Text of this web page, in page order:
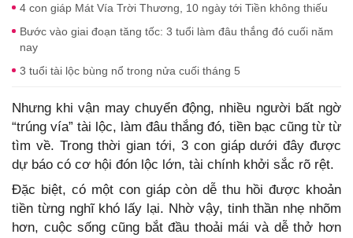
4 con giáp Mát Vía Trời Thương, 10 ngày tới Tiền không thiếu
Bước vào giai đoạn tăng tốc: 3 tuổi làm đâu thắng đó cuối năm
nay
3 tuổi tài lộc bùng nổ trong nửa cuối tháng 5
Nhưng khi vận may chuyển động, nhiều người bất ngờ
“trúng vía” tài lộc, làm đâu thắng đó, tiền bạc cũng từ từ
tìm về. Trong thời gian tới, 3 con giáp dưới đây được
dự báo có cơ hội đón lộc lớn, tài chính khởi sắc rõ rệt.
Đặc biệt, có một con giáp còn dễ thu hồi được khoản
tiền từng nghĩ khó lấy lại. Nhờ vậy, tinh thần nhẹ nhõm
hơn, cuộc sống cũng bắt đầu thoải mái và dễ thở hơn